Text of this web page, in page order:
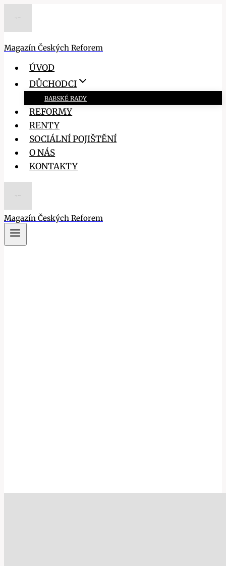
Magazín Českých Reforem
ÚVOD
DŮCHODCI
BABSKÉ RADY
REFORMY
RENTY
SOCIÁLNÍ POJIŠTĚNÍ
O NÁS
KONTAKTY
Magazín Českých Reforem